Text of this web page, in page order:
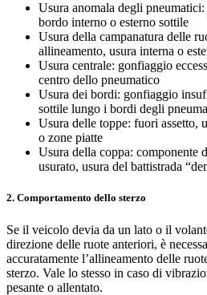
Usura anomala degli
bordo interno o esterno sottile
Usura della campanatura delle
allineamento, usura interna o
Usura centrale: gonfiaggio
centro dello pneumatico
Usura dei bordi: gonfiaggio
sottile lungo i bordi degli
Usura delle toppe: fuori assetto,
o zone piatte
Usura della coppa: componente
usurato, usura del battistrada
2. Comportamento dello sterzo
Se il veicolo devia da un lato o il
direzione delle ruote anteriori, è
accuratamente l’allineamento delle
sterzo. Vale lo stesso in caso di
pesante o allentato.